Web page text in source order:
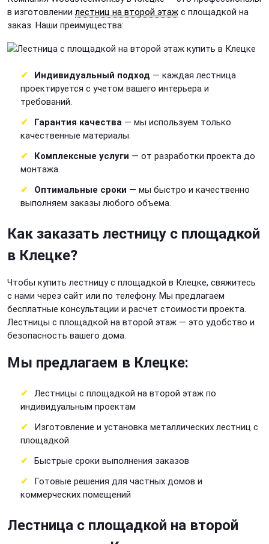
в изготовлении лестниц на второй этаж с площадкой на
заказ. Наши преимущества:
Индивидуальный подход — каждая лестница
проектируется с учетом вашего интерьера и
требований.
Гарантия качества — мы используем только
качественные материалы.
Комплексные услуги — от разработки проекта до
монтажа.
Оптимальные сроки — мы быстро и качественно
выполняем заказы любого объема.
Как заказать лестницу с площадкой
в Клецке?
Чтобы купить лестницу с площадкой в Клецке, свяжитесь
с нами через сайт или по телефону. Мы предлагаем
бесплатные консультации и расчет стоимости проекта.
Лестницы с площадкой на второй этаж — это удобство и
безопасность вашего дома.
Мы предлагаем в Клецке:
Лестницы с площадкой на второй этаж по
индивидуальным проектам
Изготовление и установка металлических лестниц с
площадкой
Быстрые сроки выполнения заказов
Готовые решения для частных домов и
коммерческих помещений
Лестница с площадкой на второй